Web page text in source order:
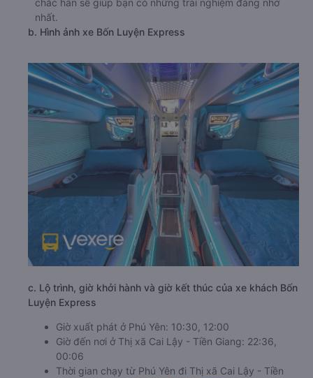
chắc hẳn sẽ giúp bạn có những trải nghiệm đáng nhớ
nhất.
b. Hình ảnh xe Bốn Luyện Express
c. Lộ trình, giờ khởi hành và giờ kết thúc của xe khách Bốn
Luyện Express
Giờ xuất phát ở Phú Yên: 10:30, 12:00
Giờ đến nơi ở Thị xã Cai Lậy - Tiền Giang: 22:36,
00:06
Thời gian chạy từ Phú Yên đi Thị xã Cai Lậy - Tiền